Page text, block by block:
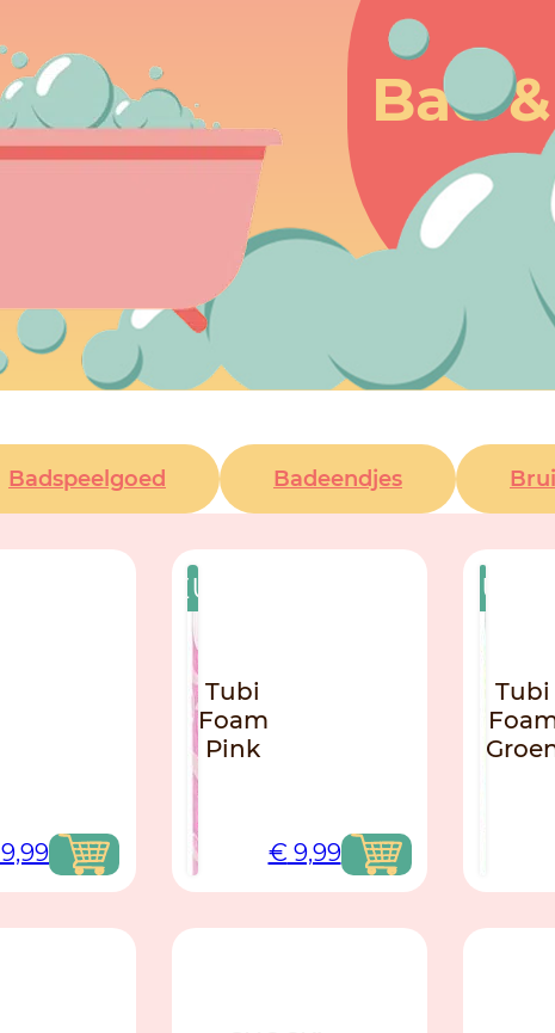
Bad
Badspeelgoed Badeendjes
9,99
NIEUW
Tubi
Foam
Pink
€ 9,99
NIEUW
Tubi